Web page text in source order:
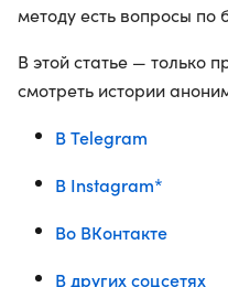
методу есть вопросы по
В этой статье — только
смотреть истории
В Telegram
В Instagram*
Во ВКонтакте
В других соцсетях